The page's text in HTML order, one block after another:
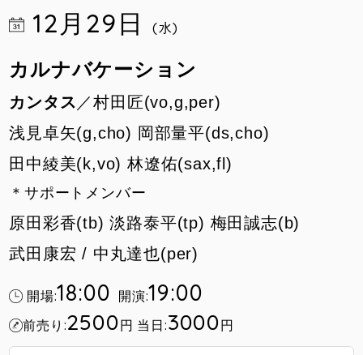
12月29日(水)
カルナバケーション
カンタス ／村田匠(vo,g,per)
浅見卓矢(g,cho) 岡部量平(ds,cho)
田中綾美(k,vo) 林遼佑(sax,fl)
＊サポートメンバー
原田彩香(tb) 淡路泰平(tp) 梅田誠志(b)
武田康宏 / 中丸達也(per)
開場:18:00 開演:19:00
前売り:2500円 当日:3000円